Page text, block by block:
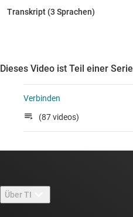
Dieses Video ist Teil einer Serie
Verbinden
(87 videos)
Über TI